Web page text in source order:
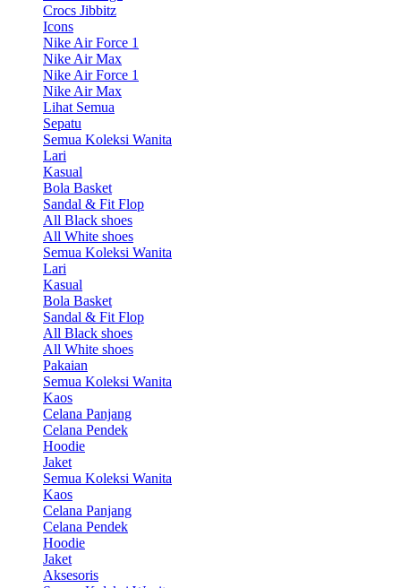
Crocs Jibbitz
Icons
Nike Air Force 1
Nike Air Max
Nike Air Force 1
Nike Air Max
Lihat Semua
Sepatu
Semua Koleksi Wanita
Lari
Kasual
Bola Basket
Sandal & Fit Flop
All Black shoes
All White shoes
Semua Koleksi Wanita
Lari
Kasual
Bola Basket
Sandal & Fit Flop
All Black shoes
All White shoes
Pakaian
Semua Koleksi Wanita
Kaos
Celana Panjang
Celana Pendek
Hoodie
Jaket
Semua Koleksi Wanita
Kaos
Celana Panjang
Celana Pendek
Hoodie
Jaket
Aksesoris